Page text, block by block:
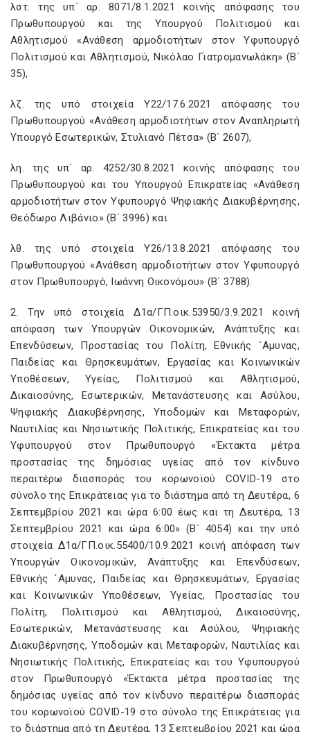
λστ. της υπ΄ αρ. 8071/8.1.2021 κοινής απόφασης του
Πρωθυπουργού και της Υπουργού Πολιτισμού και
Αθλητισμού «Ανάθεση αρμοδιοτήτων στον Υφυπουργό
Πολιτισμού και Αθλητισμού, Νικόλαο Γιατρομανωλάκη» (Β΄
35),
λζ. της υπό στοιχεία Υ22/17.6.2021 απόφασης του
Πρωθυπουργού «Ανάθεση αρμοδιοτήτων στον Αναπληρωτή
Υπουργό Εσωτερικών, Στυλιανό Πέτσα» (Β΄ 2607),
λη. της υπ΄ αρ. 4252/30.8.2021 κοινής απόφασης του
Πρωθυπουργού και του Υπουργού Επικρατείας «Ανάθεση
αρμοδιοτήτων στον Υφυπουργό Ψηφιακής Διακυβέρνησης,
Θεόδωρο Λιβάνιο» (Β΄ 3996) και
λθ. της υπό στοιχεία Υ26/13.8.2021 απόφασης του
Πρωθυπουργού «Ανάθεση αρμοδιοτήτων στον Υφυπουργό
στον Πρωθυπουργό, Ιωάννη Οικονόμου» (Β΄ 3788).
2. Την υπό στοιχεία Δ1α/ΓΠ.οικ.53950/3.9.2021 κοινή
απόφαση των Υπουργών Οικονομικών, Ανάπτυξης και
Επενδύσεων, Προστασίας του Πολίτη, Εθνικής `Αμυνας,
Παιδείας και Θρησκευμάτων, Εργασίας και Κοινωνικών
Υποθέσεων, Υγείας, Πολιτισμού και Αθλητισμού,
Δικαιοσύνης, Εσωτερικών, Μετανάστευσης και Ασύλου,
Ψηφιακής Διακυβέρνησης, Υποδομών και Μεταφορών,
Ναυτιλίας και Νησιωτικής Πολιτικής, Επικρατείας και του
Υφυπουργού στον Πρωθυπουργό «Έκτακτα μέτρα
προστασίας της δημόσιας υγείας από τον κίνδυνο
περαιτέρω διασποράς του κορωνοϊού COVID-19 στο
σύνολο της Επικράτειας για το διάστημα από τη Δευτέρα, 6
Σεπτεμβρίου 2021 και ώρα 6:00 έως και τη Δευτέρα, 13
Σεπτεμβρίου 2021 και ώρα 6:00» (Β΄ 4054) και την υπό
στοιχεία Δ1α/ΓΠ.οικ.55400/10.9.2021 κοινή απόφαση των
Υπουργών Οικονομικών, Ανάπτυξης και Επενδύσεων,
Εθνικής `Αμυνας, Παιδείας και Θρησκευμάτων, Εργασίας
και Κοινωνικών Υποθέσεων, Υγείας, Προστασίας του
Πολίτη, Πολιτισμού και Αθλητισμού, Δικαιοσύνης,
Εσωτερικών, Μετανάστευσης και Ασύλου, Ψηφιακής
Διακυβέρνησης, Υποδομών και Μεταφορών, Ναυτιλίας και
Νησιωτικής Πολιτικής, Επικρατείας και του Υφυπουργού
στον Πρωθυπουργό «Έκτακτα μέτρα προστασίας της
δημόσιας υγείας από τον κίνδυνο περαιτέρω διασποράς
του κορωνοϊού COVID-19 στο σύνολο της Επικράτειας για
το διάστημα από τη Δευτέρα, 13 Σεπτεμβρίου 2021 και ώρα